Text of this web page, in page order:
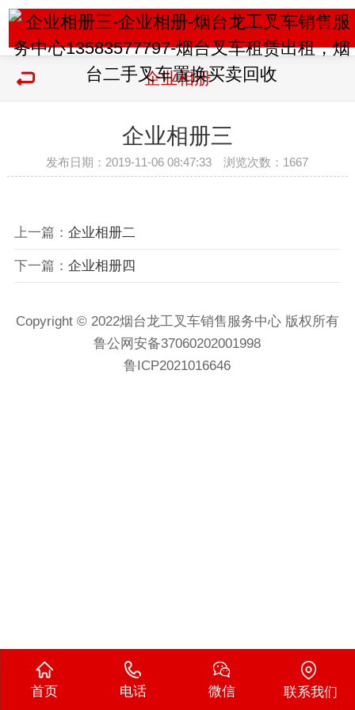
企业相册
企业相册三
发布日期：2019-11-06 08:47:33 浏览次数： 1667
上一篇： 企业相册二
下一篇： 企业相册四
Copyright © 2022烟台龙工叉车销售服务中心 版权所有
鲁公网安备37060202001998
鲁ICP2021016646
首页 电话 微信 联系我们